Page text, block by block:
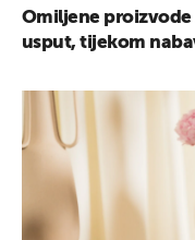
Omiljene proizvode
usput, tijekom